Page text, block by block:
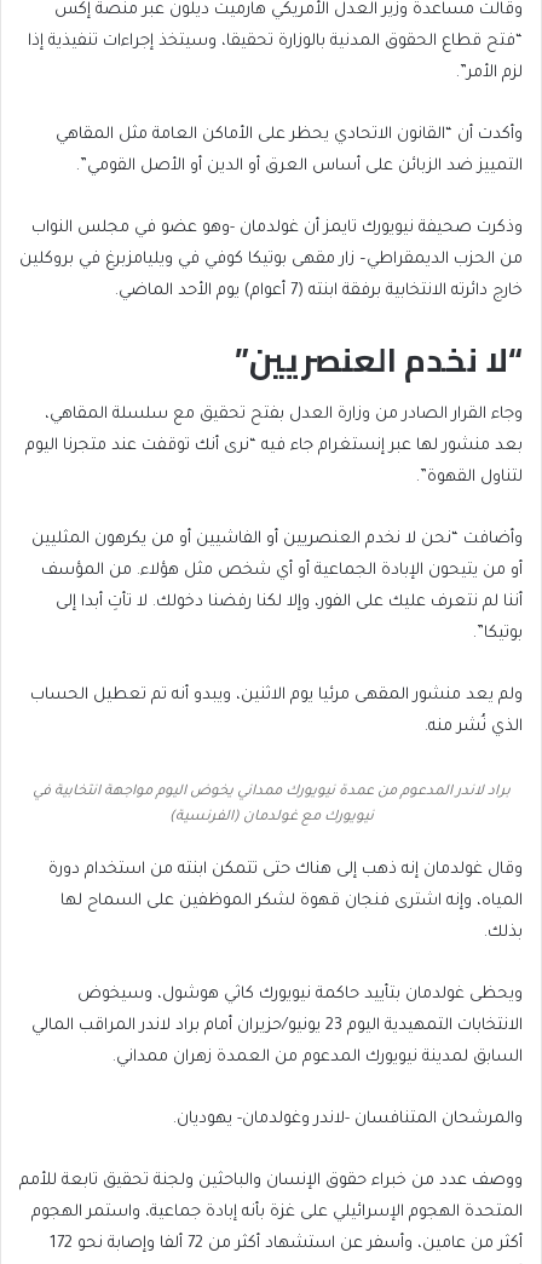
وقالت مساعدة وزير العدل الأمريكي هارميت ديلون عبر منصة إكس
“فتح قطاع الحقوق المدنية بالوزارة تحقيقا، وسيتخذ إجراءات تنفيذية ⁠⁠إذا
لزم الأمر”.
وأكدت أن “القانون الاتحادي يحظر على الأماكن العامة مثل المقاهي
التمييز ضد الزبائن على أساس العرق أو الدين أو الأصل القومي”.
وذكرت صحيفة نيويورك تايمز أن غولدمان -وهو عضو في مجلس النواب
من الحزب الديمقراطي– زار مقهى بوتيكا ‌‌كوفي في ويليامزبرغ في بروكلين
خارج دائرته الانتخابية برفقة ابنته (7 أعوام) يوم الأحد الماضي.
“لا نخدم العنصريين”
وجاء القرار الصادر من وزارة العدل بفتح تحقيق مع سلسلة المقاهي،
بعد منشور لها عبر إنستغرام جاء فيه “نرى أنك توقفت عند متجرنا اليوم
لتناول القهوة”.
وأضافت “نحن لا نخدم العنصريين أو الفاشيين أو من يكرهون ⁠⁠المثليين
أو من يتيحون الإبادة الجماعية أو ⁠⁠أي شخص مثل هؤلاء. من المؤسف
أننا لم نتعرف عليك على الفور، وإلا لكنا رفضنا دخولك. لا تأتِ أبدا إلى
بوتيكا”.
ولم يعد منشور المقهى مرئيا يوم الاثنين، ويبدو أنه ⁠⁠تم تعطيل الحساب
الذي نُشر منه.
براد لاندر المدعوم من عمدة نيويورك ممداني يخوض اليوم مواجهة انتخابية في
نيويورك مع غولدمان (الفرنسية)
وقال غولدمان إنه ذهب إلى هناك حتى تتمكن ابنته من استخدام دورة
المياه، وإنه اشترى فنجان قهوة لشكر الموظفين على السماح لها
بذلك.
ويحظى غولدمان بتأييد حاكمة نيويورك كاثي هوشول، وسيخوض
الانتخابات التمهيدية اليوم 23 يونيو/حزيران ⁠⁠أمام براد لاندر المراقب المالي
السابق لمدينة نيويورك ⁠⁠المدعوم من العمدة زهران ممداني.
والمرشحان المتنافسان -لاندر وغولدمان- يهوديان.
ووصف عدد من خبراء حقوق الإنسان والباحثين ولجنة تحقيق تابعة للأمم
المتحدة الهجوم الإسرائيلي على غزة بأنه إبادة جماعية، واستمر الهجوم
أكثر من ‌‌عامين، وأسفر عن استشهاد أكثر من 72 ألفا وإصابة نحو 172